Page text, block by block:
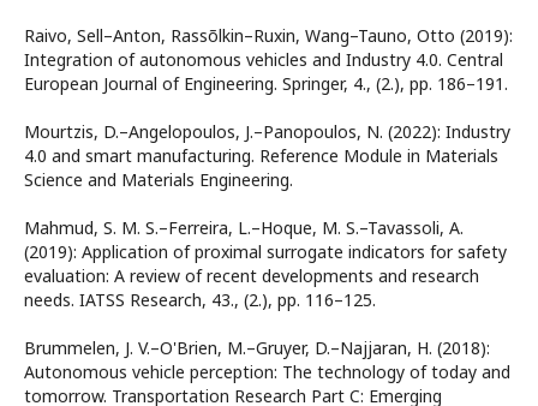
Raivo, Sell–Anton, Rassõlkin–Ruxin, Wang–Tauno, Otto (2019):
Integration of autonomous vehicles and Industry 4.0. Central
European Journal of Engineering. Springer, 4., (2.), pp. 186–191.
Mourtzis, D.–Angelopoulos, J.–Panopoulos, N. (2022): Industry
4.0 and smart manufacturing. Reference Module in Materials
Science and Materials Engineering.
Mahmud, S. M. S.–Ferreira, L.–Hoque, M. S.–Tavassoli, A.
(2019): Application of proximal surrogate indicators for safety
evaluation: A review of recent developments and research
needs. IATSS Research, 43., (2.), pp. 116–125.
Brummelen, J. V.–O'Brien, M.–Gruyer, D.–Najjaran, H. (2018):
Autonomous vehicle perception: The technology of today and
tomorrow. Transportation Research Part C: Emerging